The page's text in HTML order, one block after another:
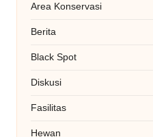
Area Konservasi
Berita
Black Spot
Diskusi
Fasilitas
Hewan